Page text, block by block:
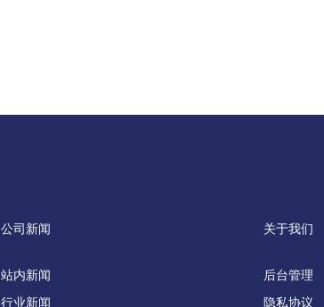
公司新闻
站内新闻
行业新闻
关于我们
后台管理
隐私协议